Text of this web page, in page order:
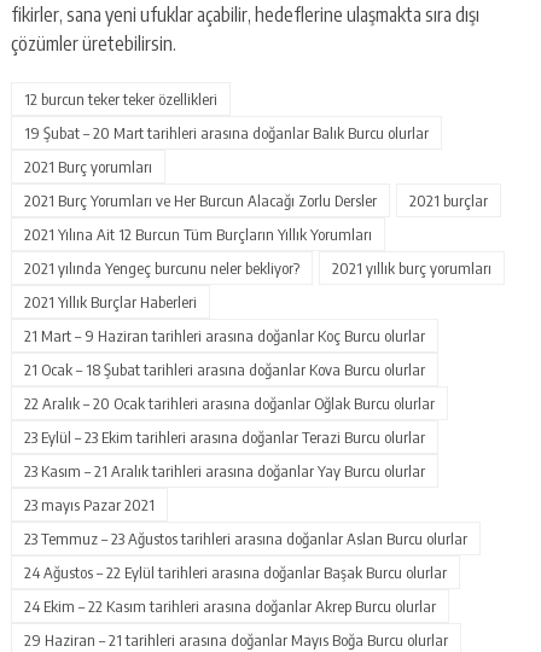
fikirler, sana yeni ufuklar açabilir, hedeflerine ulaşmakta sıra dışı
çözümler üretebilirsin.
12 burcun teker teker özellikleri
19 Şubat – 20 Mart tarihleri arasına doğanlar Balık Burcu olurlar
2021 Burç yorumları
2021 Burç Yorumları ve Her Burcun Alacağı Zorlu Dersler
2021 burçlar
2021 Yılına Ait 12 Burcun Tüm Burçların Yıllık Yorumları
2021 yılında Yengeç burcunu neler bekliyor?
2021 yıllık burç yorumları
2021 Yıllık Burçlar Haberleri
21 Mart – 9 Haziran tarihleri arasına doğanlar Koç Burcu olurlar
21 Ocak – 18 Şubat tarihleri arasına doğanlar Kova Burcu olurlar
22 Aralık – 20 Ocak tarihleri arasına doğanlar Oğlak Burcu olurlar
23 Eylül – 23 Ekim tarihleri arasına doğanlar Terazi Burcu olurlar
23 Kasım – 21 Aralık tarihleri arasına doğanlar Yay Burcu olurlar
23 mayıs Pazar 2021
23 Temmuz – 23 Ağustos tarihleri arasına doğanlar Aslan Burcu olurlar
24 Ağustos – 22 Eylül tarihleri arasına doğanlar Başak Burcu olurlar
24 Ekim – 22 Kasım tarihleri arasına doğanlar Akrep Burcu olurlar
29 Haziran – 21 tarihleri arasına doğanlar Mayıs Boğa Burcu olurlar